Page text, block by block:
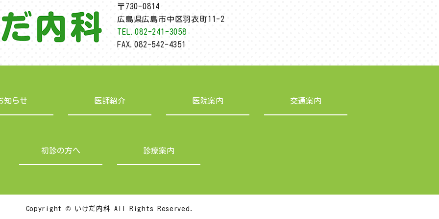
〒730-0814
広島県広島市中区羽衣町11-2
TEL.082-241-3058
FAX.082-542-4351
知らせ 医師紹介 医院案内 交通案内
初診の方へ 診療案内
Copyright © いけだ内科All Rights Reserved.